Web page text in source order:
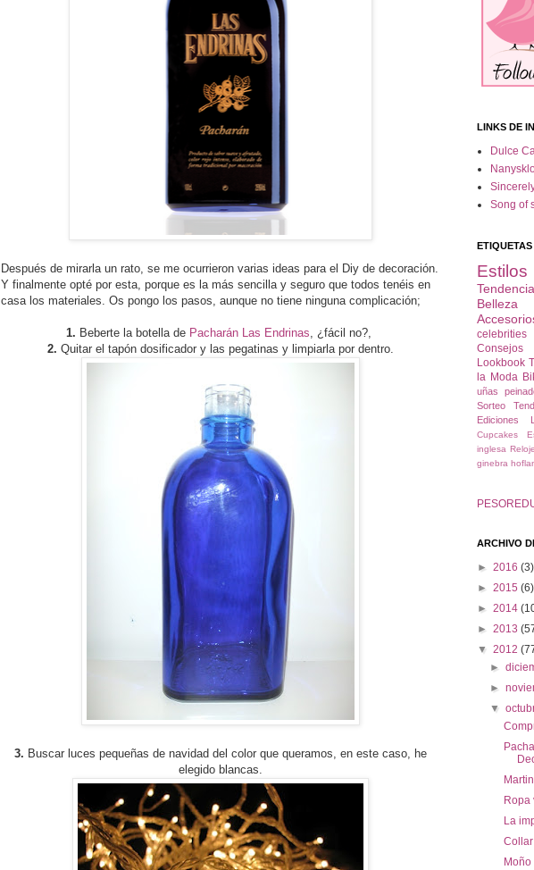
Después de mirarla un rato, se me ocurrieron varias ideas para el Diy de decoración.
Y finalmente opté por esta, porque es la más sencilla y seguro que todos tenéis en
casa los materiales. Os pongo los pasos, aunque no tiene ninguna complicación;
1. Beberte la botella de Pacharán Las Endrinas, ¿fácil no?,
2. Quitar el tapón dosificador y las pegatinas y limpiarla por dentro.
3. Buscar luces pequeñas de navidad del color que queramos, en este caso, he
elegido blancas.
LINKS DE
Dulce
Song of
ETIQUETAS
Belleza
celebrities
Lookbook
la Moda
uñas
Sorteo
Ediciones
Cupcakes
inglesa
ginebra
ARCHIVO
► 2016 (3)
► 2015 (6)
► 2014
► 2013
▼ 2012
►
►
▼
Ropa
La
Collar